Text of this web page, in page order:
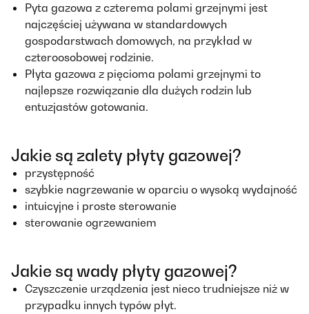
Pyta gazowa z czterema polami grzejnymi jest
najczęściej używana w standardowych
gospodarstwach domowych, na przykład w
czteroosobowej rodzinie.
Płyta gazowa z pięcioma polami grzejnymi to
najlepsze rozwiązanie dla dużych rodzin lub
entuzjastów gotowania.
Jakie są zalety płyty gazowej?
przystępność
szybkie nagrzewanie w oparciu o wysoką wydajność
intuicyjne i proste sterowanie
sterowanie ogrzewaniem
Jakie są wady płyty gazowej?
Czyszczenie urządzenia jest nieco trudniejsze niż w
przypadku innych typów płyt.